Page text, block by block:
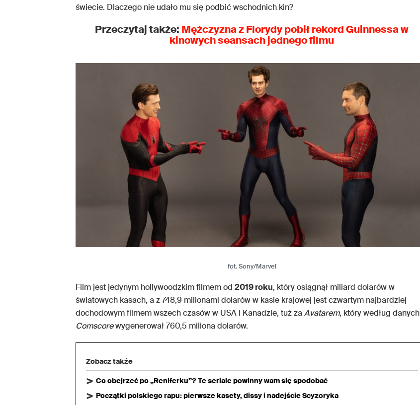
świecie. Dlaczego nie udało mu się podbić wschodnich kin?
Przeczytaj także: Mężczyzna z Florydy pobił rekord Guinnessa w
kinowych seansach jednego filmu
fot. Sony/Marvel
Film jest jedynym hollywoodzkim filmem od 2019 roku, który osiągnął miliard dolarów w
światowych kasach, a z 748,9 milionami dolarów w kasie krajowej jest czwartym najbardziej
dochodowym filmem wszech czasów w USA i Kanadzie, tuż zaAvatarem, który według danych
Comscorewygenerował 760,5 miliona dolarów.
Zobacz także
Co obejrzeć po „Reniferku”? Te seriale powinny wam się spodobać
Początki polskiego rapu: pierwsze kasety, dissy i nadejście Scyzoryka